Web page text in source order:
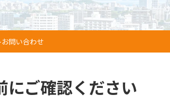
問い合わせ
にご確認ください